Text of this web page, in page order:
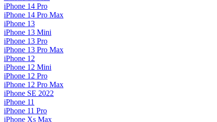
iPhone 14 Pro
iPhone 14 Pro Max
iPhone 13
iPhone 13 Mini
iPhone 13 Pro
iPhone 13 Pro Max
iPhone 12
iPhone 12 Mini
iPhone 12 Pro
iPhone 12 Pro Max
iPhone SE 2022
iPhone 11
iPhone 11 Pro
iPhone Xs Max